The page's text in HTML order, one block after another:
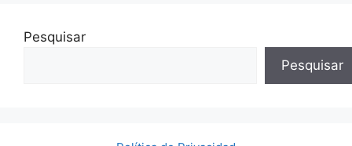
Pesquisar
Pesquisar